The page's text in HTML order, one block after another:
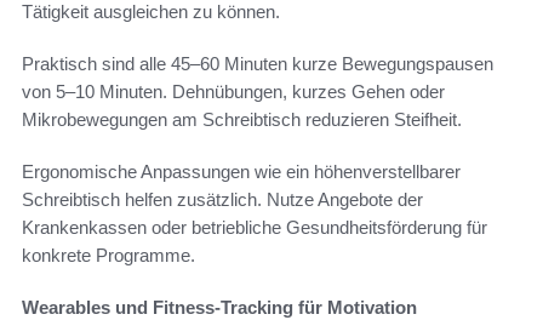
Tätigkeit ausgleichen zu können.
Praktisch sind alle 45–60 Minuten kurze Bewegungspausen
von 5–10 Minuten. Dehnübungen, kurzes Gehen oder
Mikrobewegungen am Schreibtisch reduzieren Steifheit.
Ergonomische Anpassungen wie ein höhenverstellbarer
Schreibtisch helfen zusätzlich. Nutze Angebote der
Krankenkassen oder betriebliche Gesundheitsförderung für
konkrete Programme.
Wearables und Fitness-Tracking für Motivation